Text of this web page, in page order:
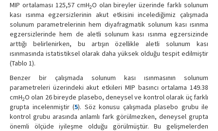
MIP ortalaması 125,57 cmH2O olan bireyler üzerinde farklı solunum
kası ısınma egzersizlerinin akut etkisini incelediğimiz çalışmada
solunum parametrelerinin hem diyafragmatik solunum kası ısınma
egzersizlerinde hem de aletli solunum kası ısınma egzersizinde
arttığı belirlenirken, bu artışın özellikle aletli solunum kası
ısınmasında istatistiksel olarak daha yüksek olduğu tespit edilmiştir
(Tablo 1).
Benzer bir çalışmada solunum kası ısınmasının solunum
parametreleri üzerindeki akut etkileri MIP basıncı ortalama 149.38
cmH2O olan 26 bireyde plasebo, deneysel ve kontrol olarak üç farklı
grupta incelenmiştir (5). Söz konusu çalışmada plasebo grubu ile
kontrol grubu arasında anlamlı fark görülmezken, deneysel grupta
önemli ölçüde iyileşme olduğu görülmüştür. Bu gelişmelerden